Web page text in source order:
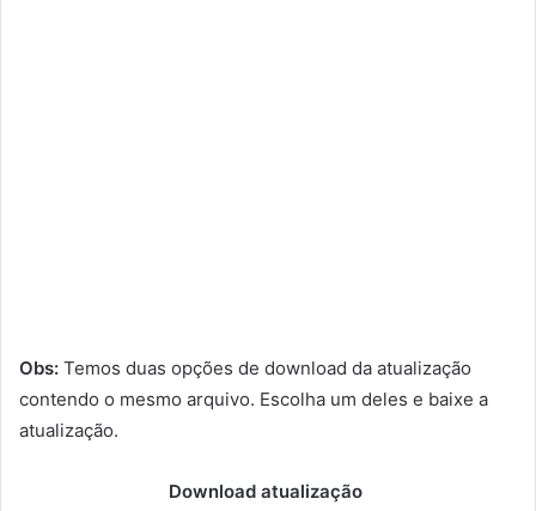
Obs: Temos duas opções de download da atualização
contendo o mesmo arquivo. Escolha um deles e baixe a
atualização.
Download atualização